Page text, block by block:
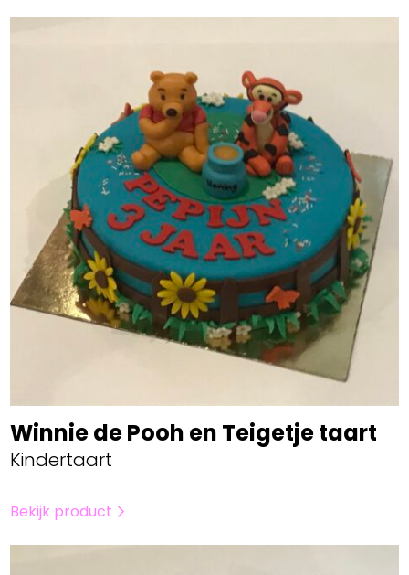
Winnie de Pooh en Teigetje taart
Kindertaart
Bekijk product